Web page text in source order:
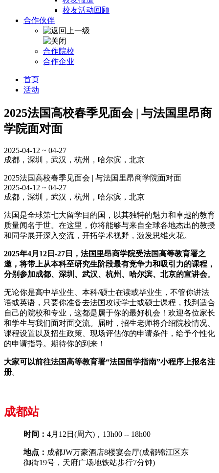
校友活动回顾
合作伙伴
合作院校
合作企业
首页
活动
2025法国高校春季见面会 | 与法国里昂商
学院面对面
2025-04-12 ~ 04-27
成都，深圳，武汉，杭州，哈尔滨，北京
2025法国高校春季见面会 | 与法国里昂商学院面对面
2025-04-12 ~ 04-27
成都，深圳，武汉，杭州，哈尔滨，北京
法国是全球第七大留学目的国，以其独特的魅力和卓越的教育
质量闻名于世。在这里，你将能够与来自全球各地杰出的教授
和同学展开深入交流，开拓学术视野，激发思维火花。
2025年4月12日-27日，法国里昂商学院受法国高等教育署之
邀，将带上从本科至研究生阶段最有竞争力和吸引力的课程，
分别参加成都、深圳、武汉、杭州、哈尔滨、北京的宣讲会。
无论你是高中毕业生、本科/硕士在读或毕业生，不管你讲法
语或英语，只要你准备去法国攻读学士或硕士课程，找到适合
自己的院校和专业，这都是属于你的最好机会！欢迎各位家长
和学生与我们面对面交流。届时，招生老师将介绍院校情况、
课程设置以及招生政策、现场评估你的申请条件，给予个性化
的申请指导。期待你的到来！
大家可以前往法国高等教育署“法国留学指南”小程序上报名注
册。
成都站
时间： 4月12日(周六)，13h00 -- 18h00
地点： 成都JW万豪酒店8楼宴会厅(成都锦江区东
御街19号，天府广场地铁站步行7分钟)